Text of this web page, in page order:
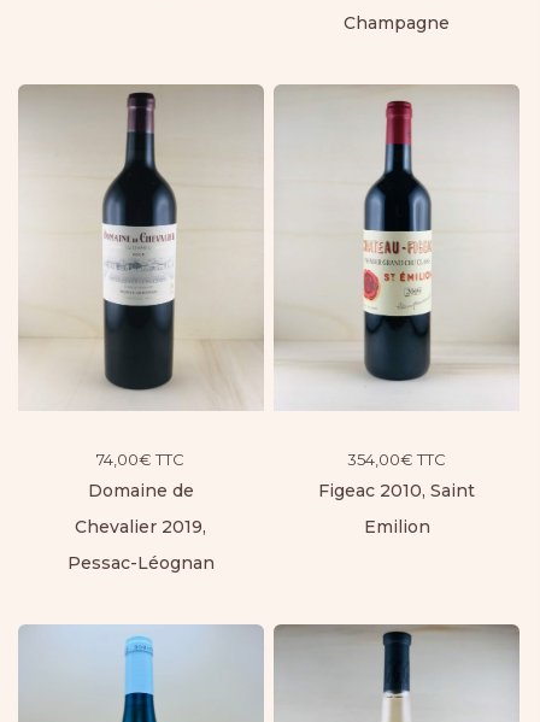
Champagne
74,00€ TTC
Domaine de
Chevalier 2019,
Pessac-Léognan
354,00€ TTC
Figeac 2010, Saint
Emilion